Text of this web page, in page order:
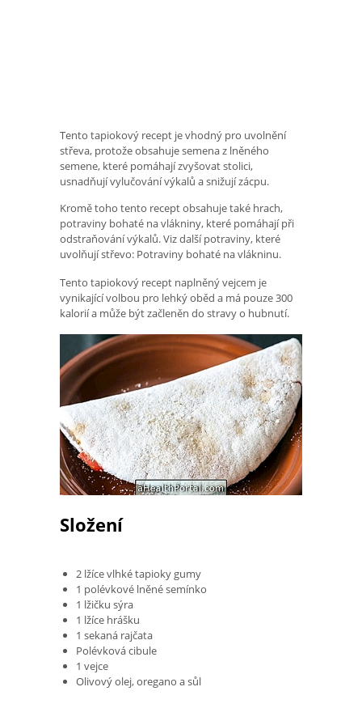
Tento tapiokový recept je vhodný pro uvolnění
střeva, protože obsahuje semena z lněného
semene, které pomáhají zvyšovat stolici,
usnadňují vylučování výkalů a snižují zácpu.
Kromě toho tento recept obsahuje také hrach,
potraviny bohaté na vlákniny, které pomáhají při
odstraňování výkalů. Viz další potraviny, které
uvolňují střevo: Potraviny bohaté na vlákninu.
Tento tapiokový recept naplněný vejcem je
vynikající volbou pro lehký oběd a má pouze 300
kalorií a může být začleněn do stravy o hubnutí.
Složení
2 lžíce vlhké tapioky gumy
1 polévkové lněné semínko
1 lžičku sýra
1 lžíce hrášku
1 sekaná rajčata
Polévková cibule
1 vejce
Olivový olej, oregano a sůl